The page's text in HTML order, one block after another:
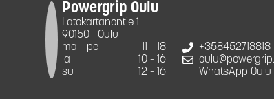
Powergrip Oulu
Latokartanontie 1
90150
Oulu
ma - pe
11 - 18
la
10 - 16
su
12 - 16
+358452718818
WhatsApp Oulu